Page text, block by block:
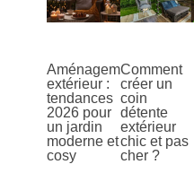
Aménagement
extérieur :
tendances
2026 pour
un jardin
moderne et
cosy
Comment
créer un
coin
détente
extérieur
chic et pas
cher ?